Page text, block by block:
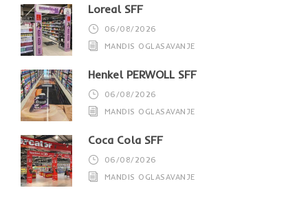
Loreal SFF
06/08/2026
MANDIS OGLASAVANJE
Henkel PERWOLL SFF
06/08/2026
MANDIS OGLASAVANJE
Coca Cola SFF
06/08/2026
MANDIS OGLASAVANJE